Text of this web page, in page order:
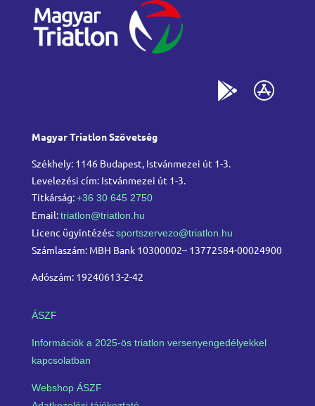
Magyar Triatlon Szövetség
Székhely: 1146 Budapest, Istvánmezei út 1-3.
Levelezési cím: Istvánmezei út 1-3.
Titkárság:+36 30 645 2750
Email:triatlon@triatlon.hu
Licenc ügyintézés:sportszervezo@triatlon.hu
Számlaszám: MBH Bank 10300002– 13772584-00024900
Adószám: 19240613-2-42
ÁSZF
Információk a 2025-ös triatlon versenyengedélyekkel
kapcsolatban
Webshop ÁSZF